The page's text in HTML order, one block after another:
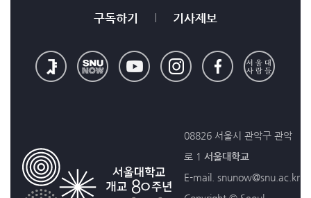
구독하기 기사제보
08826 서울시 관악구 관악
로 1 서울대학교
E-mail. snunow@snu.ac.kr